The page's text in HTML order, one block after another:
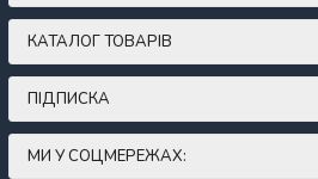
КАТАЛОГ ТОВАРІВ
ПІДПИСКА
МИ У СОЦМЕРЕЖАХ: